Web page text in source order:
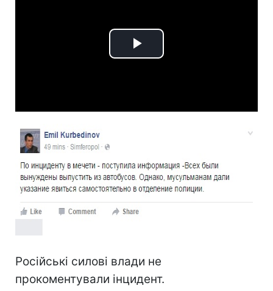
Play
Російські силові влади не
прокоментували інцидент.